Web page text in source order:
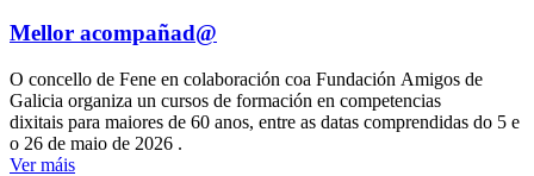
Mellor acompañad@
O concello de Fene en colaboración coa Fundación Amigos de
Galicia organiza un cursos de formación en competencias
dixitais para maiores de 60 anos, entre as datas comprendidas do 5 e
o 26 de maio de 2026 .
Ver máis